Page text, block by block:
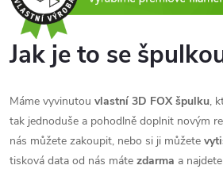
Jak je to se
Máme vyvinutou vlastní 3D FOX špulku,
tak jednoduše a pohodlně doplnit novým
nás můžete zakoupit, nebo si ji můžete
tisková data od nás máte zdarma a